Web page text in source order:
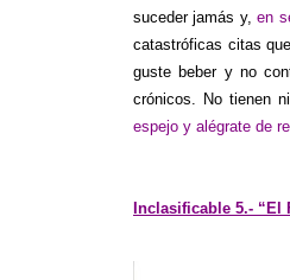
suceder jamás y,en
catastróficas citas
guste beber y no
crónicos. No tienen
espejo y alégrate de
Inclasificable 5.- “El